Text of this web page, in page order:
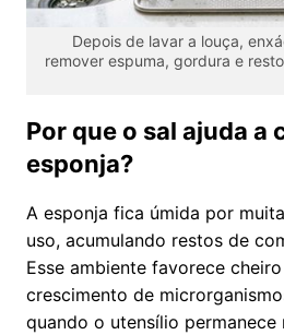
Depois de lavar a louça,
remover espuma, gordura e
Por que o sal ajuda a
esponja?
A esponja fica úmida por
uso, acumulando restos de
Esse ambiente favorece
crescimento de
quando o utensílio permanece